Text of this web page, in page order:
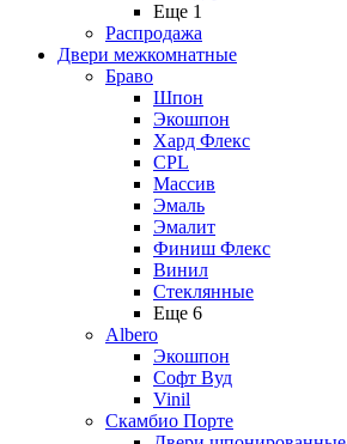
Еще 1
Распродажа
Двери межкомнатные
Браво
Шпон
Экошпон
Хард Флекс
CPL
Массив
Эмаль
Эмалит
Финиш Флекс
Винил
Стеклянные
Еще 6
Albero
Экошпон
Софт Вуд
Vinil
Скамбио Порте